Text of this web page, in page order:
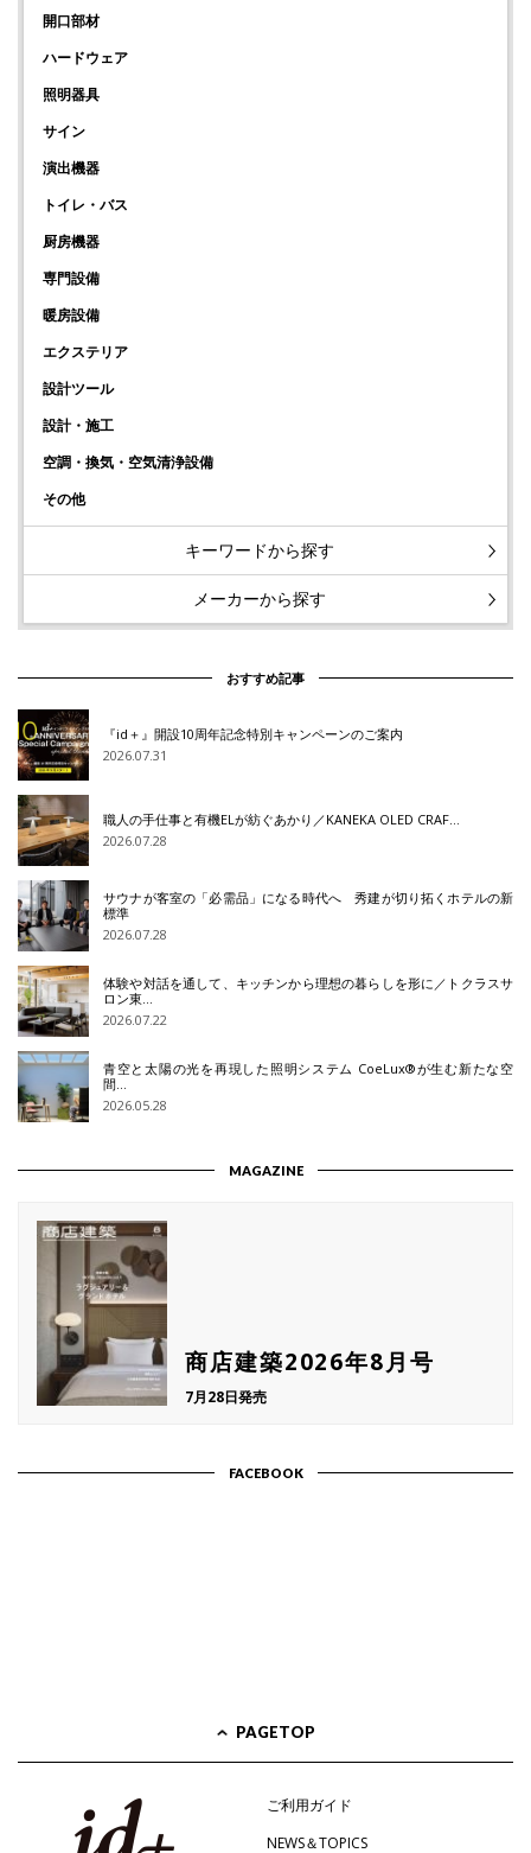
開口部材
ハードウェア
照明器具
サイン
演出機器
トイレ・バス
厨房機器
専門設備
暖房設備
エクステリア
設計ツール
設計・施工
空調・換気・空気清浄設備
その他
キーワードから探す
メーカーから探す
おすすめ記事
『id＋』開設10周年記念特別キャンペーンのご案内
2026.07.31
職人の手仕事と有機ELが紡ぐあかり／KANEKA OLED CRAF…
2026.07.28
サウナが客室の「必需品」になる時代へ 秀建が切り拓くホテルの新
標準
2026.07.28
体験や対話を通して、キッチンから理想の暮らしを形に／トクラスサ
ロン東…
2026.07.22
青空と太陽の光を再現した照明システム CoeLux®が生む新たな空
間…
2026.05.28
MAGAZINE
商店建築2026年8月号
7月28日発売
FACEBOOK
PAGETOP
ご利用ガイド
NEWS＆TOPICS